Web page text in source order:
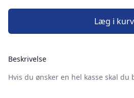
Læg i kurv
Beskrivelse
Hvis du ønsker en hel kasse skal du